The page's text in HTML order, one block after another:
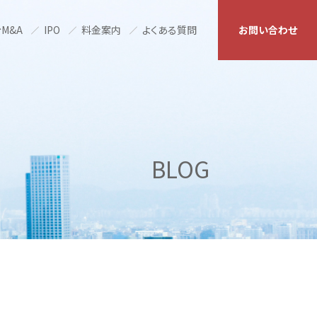
IPO 料金案内 よくある質問 お問い合わせ
BLOG